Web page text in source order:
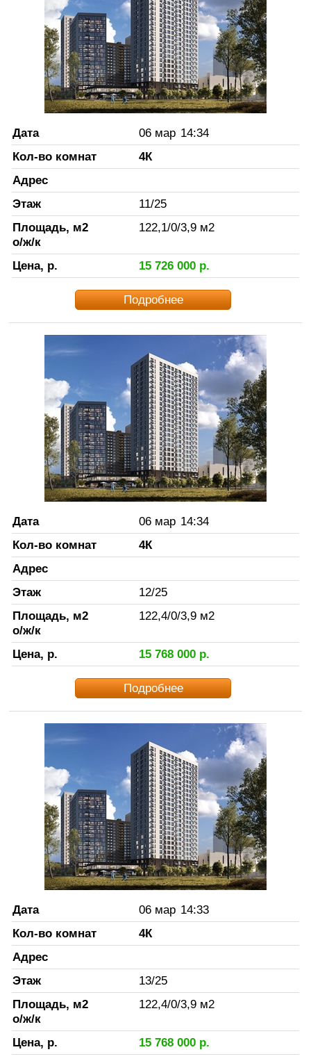
Дата 06 мар 14:34
Кол-во комнат
4К
Адрес
Этаж
11/25
Площадь, м2
о/ж/к
122,1/0/3,9 м2
Цена, р. 15 726 000р.
Подробнее
Дата 06 мар 14:34
Кол-во комнат
4К
Адрес
Этаж
12/25
Площадь, м2
о/ж/к
122,4/0/3,9 м2
Цена, р. 15 768 000р.
Подробнее
Дата 06 мар 14:33
Кол-во комнат
4К
Адрес
Этаж
13/25
Площадь, м2
о/ж/к
122,4/0/3,9 м2
Цена, р. 15 768 000р.